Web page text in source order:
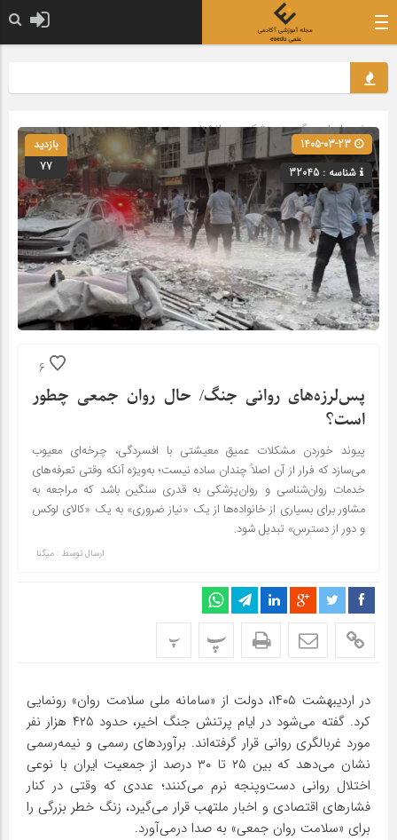
صفحه اصلی» گروه »پزشکی و روانشناسی
شناسه : 32045
بازدید
77
6
پس‌لرزه‌های روانی جنگ/ حال روان جمعی چطور
است؟
پیوند خوردن مشکلات عمیق معیشتی با افسردگی، چرخه‌ای معیوب
می‌سازد که فرار از آن اصلاً چندان ساده‌ نیست؛ به‌ویژه آنکه وقتی تعرفه‌های
خدمات روان‌شناسی و روان‌پزشکی به قدری سنگین باشد که مراجعه به
مشاور برای بسیاری از خانواده‌ها از یک «نیاز ضروری» به یک «کالای لوکس
و دور از دسترس» تبدیل شود.
ارسال توسط : میگنا
پ پ
در اردیبهشت ۱۴۰۵، دولت از «سامانه ملی سلامت روان» رونمایی
کرد. گفته می‌شود در ایام پرتنش جنگ اخیر، حدود ۴۲۵ هزار نفر
مورد غربالگری روانی قرار گرفته‌اند. برآوردهای رسمی و نیمه‌رسمی
نشان می‌دهد که بین ۲۵ تا ۳۰ درصد از جمعیت ایران با نوعی
اختلال روانی دست‌وپنجه نرم می‌کنند؛ عددی که وقتی در کنار
فشارهای اقتصادی و اخبار ملتهب قرار می‌گیرد، زنگ خطر بزرگی را
برای «سلامت روان جمعی» به صدا درمی‌آورد.